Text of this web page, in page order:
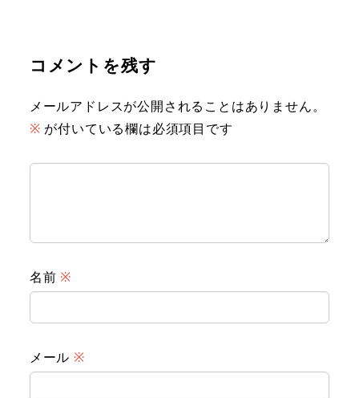
コメントを残す
メールアドレスが公開されることはありません。
※ が付いている欄は必須項目です
名前 ※
メール ※